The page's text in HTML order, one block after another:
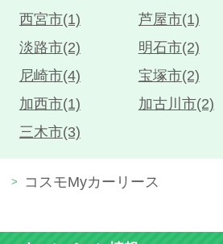
西宮市(1)
芦屋市(1)
淡路市(2)
明石市(2)
尼崎市(4)
宝塚市(2)
加西市(1)
加古川市(2)
三木市(3)
コスモMyカーリース